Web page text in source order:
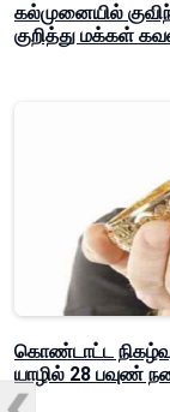
கல்முனையில்
குறித்து மக்கள்
கொண்டாட்ட
யாழில் 28 பவுண்